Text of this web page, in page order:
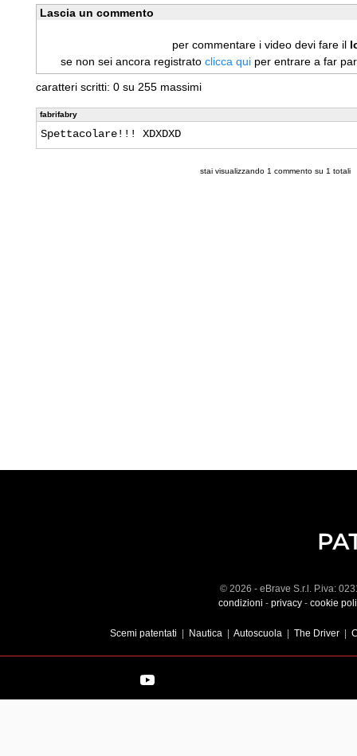
Lascia un commento
per commentare i video devi fare il
se non sei ancora registrato clicca quiper entrare a far
caratteri scritti: 0 su 255 massimi
fabrifabry
Spettacolare!!! XDXDXD
stai visualizzando 1 commento su 1 totali
© 2026 - eBrave S.r.l. P.iva:
condizioni - privacy- cookie
Scemi patentati Nautica Autoscuola The Driver